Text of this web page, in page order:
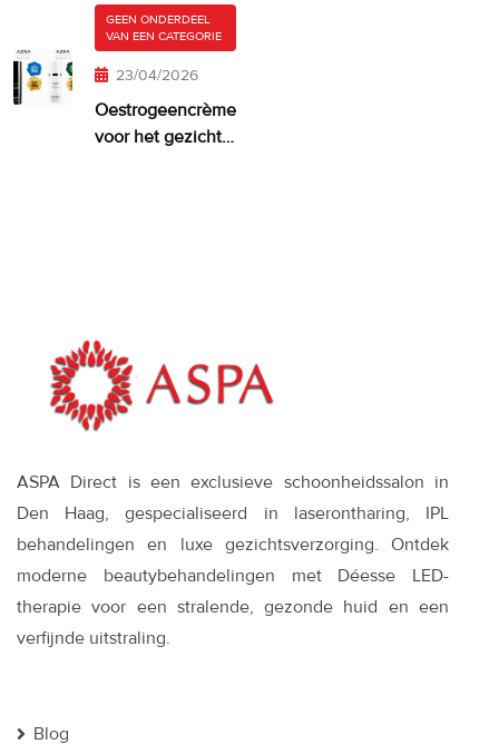
je huid er
misschien
te veel van?
GEEN ONDERDEEL
VAN EEN CATEGORIE
23/04/2026
Oestrogeencrème
voor het gezicht:
ASPA Direct is een exclusieve schoonheidssalon in
Den Haag, gespecialiseerd in laserontharing, IPL
behandelingen en luxe gezichtsverzorging. Ontdek
moderne beautybehandelingen met Déesse LED-
therapie voor een stralende, gezonde huid en een
verfijnde uitstraling.
Blog